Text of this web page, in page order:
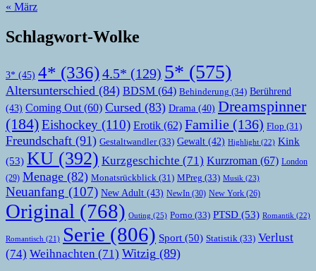
« März
Schlagwort-Wolke
3* (45) 4* (336)4.5* (129) 5* (575)
Altersunterschied (84) BDSM (64) Behinderung (34) Berührend
(43) Coming Out (60) Cursed (83) Drama (40) Dreamspinner
(184)Eishockey (110) Erotik (62) Familie (136) Flop (31)
Freundschaft (91) Gestaltwandler(33) Gewalt (42) Highlight (22) Kink
(53) KU (392) Kurzgeschichte (71) Kurzroman (67) London
(29) Menage (82) Monatsrückblick (31) MPreg (33) Musik (23)
Neuanfang (107) New Adult (43) NewIn (30) New York (26)
Original (768) Outing (25) Porno (33) PTSD (53) Romantik (22)
Romantisch (21) Serie (806) Sport (50) Statistik (33) Verlust
(74) Weihnachten (71) Witzig (89)